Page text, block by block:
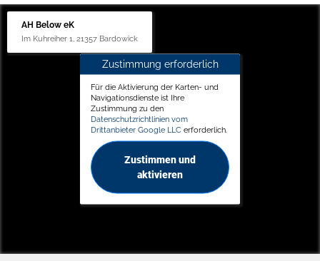
AH Below eK
Im Kuhreiher 1, 21357 Bardowick
Zustimmung erforderlich
Für die Aktivierung der Karten- und
Navigationsdienste ist Ihre
Zustimmung zu den
Datenschutzrichtlinien vom
Drittanbieter Google LLC erforderlich.
Zustimmen und
aktivieren